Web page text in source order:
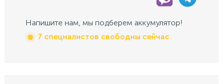
Напишите нам, мы подберем аккумулятор!
7 специалистов свободны сейчас